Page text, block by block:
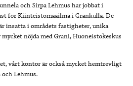
och Sirpa Lehmus har jobbat i
för Kiinteistömaailma i Grankulla. De
insatta i områdets fastigheter, unika
nöjda med Grani, Huoneistokeskus
vårt kontor är också mycket hemtrevligt
och Lehmus.